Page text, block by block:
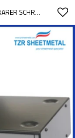
TZR WHOLESALE 2U 19 ZOLL STAPELBARER SCHRANK 300MM TIEF